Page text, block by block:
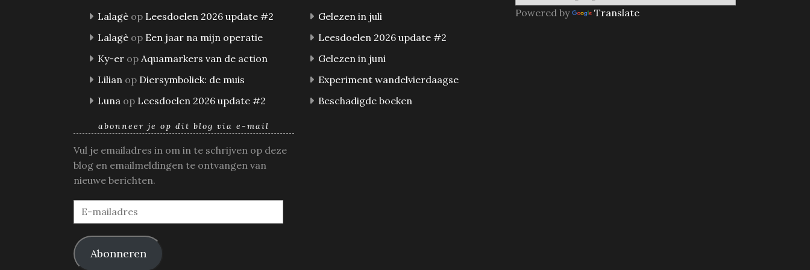
Lalagè op Leesdoelen 2026 update #2
Lalagè op Een jaar na mijn operatie
Ky-er op Aquamarkers van de action
Lilian op Diersymboliek: de muis
Luna op Leesdoelen 2026 update #2
Gelezen in juli
Leesdoelen 2026 update #2
Gelezen in juni
Experiment wandelvierdaagse
Beschadigde boeken
Powered by Translate
abonneer je op dit blog via e-mail
Vul je emailadres in om in te schrijven op deze
blog en emailmeldingen te ontvangen van
nieuwe berichten.
E-
mailadres
Abonneren